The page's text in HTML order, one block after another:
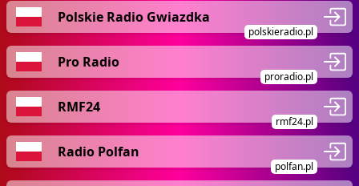
Polskie Radio Gwiazdka
polskieradio.pl
Pro Radio
proradio.pl
RMF24
rmf24.pl
Radio Polfan
polfan.pl